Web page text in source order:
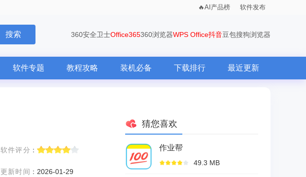
AI产品榜 软件发布
搜索 360安全卫士Office365360浏览器WPS Office抖音豆包搜狗浏览器
软件专题 教程攻略 装机必备 下载排行 最近更新
软件评分 ：
更新时间 ： 2026-01-29
猜您喜欢
作业帮
49.3 MB